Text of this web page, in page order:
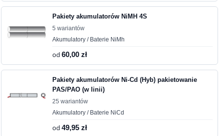
Pakiety akumulatorów NiMH 4S
5 wariantów
Akumulatory / Baterie NiMh
od60,00 zł
Pakiety akumulatorów Ni-Cd (Hyb) pakietowanie
PAS/PAO (w linii)
25 wariantów
Akumulatory / Baterie NiCd
od49,95 zł